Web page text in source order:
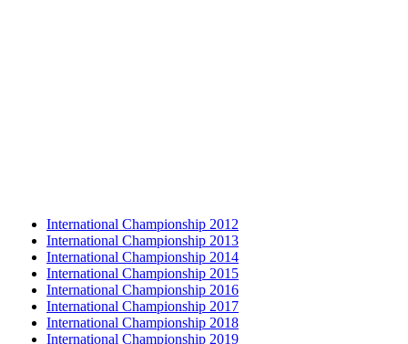
International Championship 2012
International Championship 2013
International Championship 2014
International Championship 2015
International Championship 2016
International Championship 2017
International Championship 2018
International Championship 2019